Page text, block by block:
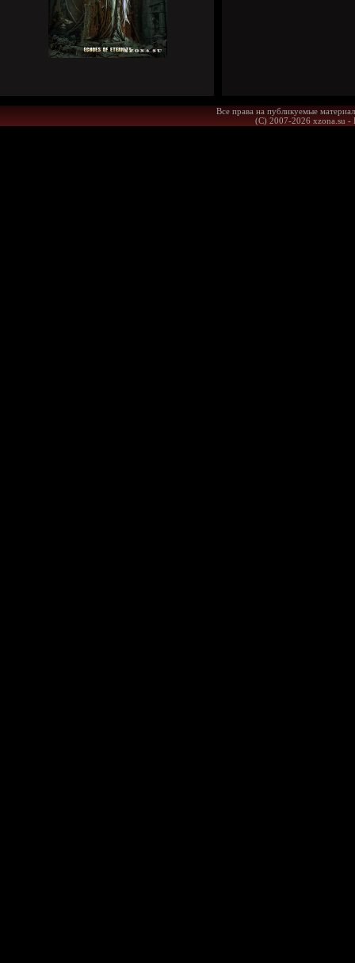
Все права на публикуемые
(С) 2007-2026 xzona.su -